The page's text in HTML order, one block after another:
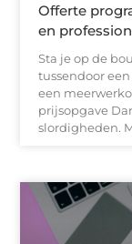
Offerte
en
Sta je op de
tussendoor
een
prijsopgave
slordigheden.